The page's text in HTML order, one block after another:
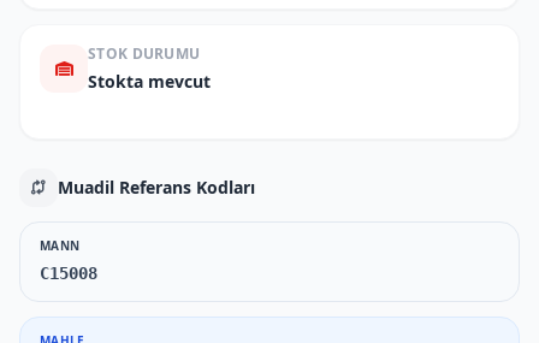
STOK DURUMU
Stokta mevcut
Muadil Referans Kodları
MANN
C15008